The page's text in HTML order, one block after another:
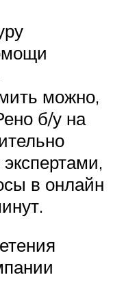
можно,
б/у на
в онлайн